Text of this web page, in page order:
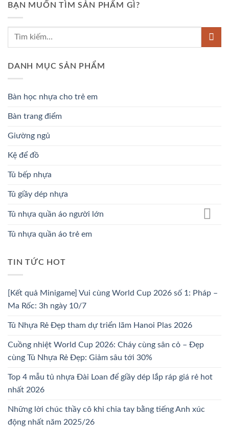
BẠN MUỐN TÌM SẢN PHẨM GÌ?
DANH MỤC SẢN PHẨM
Bàn học nhựa cho trẻ em
Bàn trang điểm
Giường ngủ
Kệ để đồ
Tủ bếp nhựa
Tủ giầy dép nhựa
Tủ nhựa quần áo người lớn
Tủ nhựa quần áo trẻ em
TIN TỨC HOT
[Kết quả Minigame] Vui cùng World Cup 2026 số 1: Pháp –
Ma Rốc: 3h ngày 10/7
Tủ Nhựa Rẻ Đẹp tham dự triển lãm Hanoi Plas 2026
Cuồng nhiệt World Cup 2026: Cháy cùng sân cỏ – Đẹp
cùng Tủ Nhựa Rẻ Đẹp: Giảm sâu tới 30%
Top 4 mẫu tủ nhựa Đài Loan để giầy dép lắp ráp giá rẻ hot
nhất 2026
Những lời chúc thầy cô khi chia tay bằng tiếng Anh xúc
động nhất năm 2025/26